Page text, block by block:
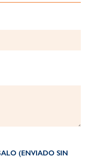
(ENVIADO SIN